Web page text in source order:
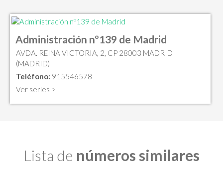
Administración nº139 de Madrid
AVDA. REINA VICTORIA, 2, CP 28003 MADRID
(MADRID)
Teléfono: 915546578
Ver series >
Lista de números similares